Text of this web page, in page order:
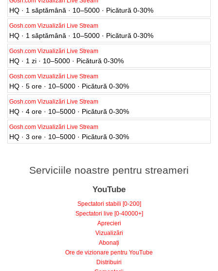
HQ · 1 săptămână · 10–5000 · Picătură 0-30%
Gosh.com Vizualizări Live Stream
HQ · 1 săptămână · 10–5000 · Picătură 0-30%
Gosh.com Vizualizări Live Stream
HQ · 1 zi · 10–5000 · Picătură 0-30%
Gosh.com Vizualizări Live Stream
HQ · 5 ore · 10–5000 · Picătură 0-30%
Gosh.com Vizualizări Live Stream
HQ · 4 ore · 10–5000 · Picătură 0-30%
Gosh.com Vizualizări Live Stream
HQ · 3 ore · 10–5000 · Picătură 0-30%
Spectatori live [0-40000+]
Aprecieri
Vizualizări
Abonați
Ore de vizionare pentru YouTube
Distribuiri
Comentarii